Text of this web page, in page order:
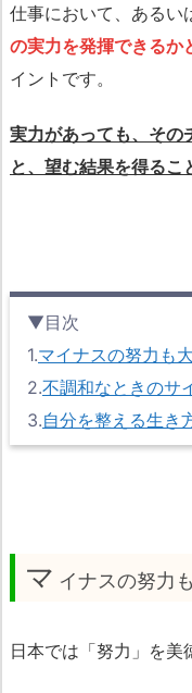
仕事において、あるい
の実力を発揮できるか
イントです。
実力があっても、その
と、望む結果を得るこ
▼目次
1.マイナスの努力も
2.不調和なときのサ
3.自分を整える生き
マ イナスの努力
日本では「努力」を美